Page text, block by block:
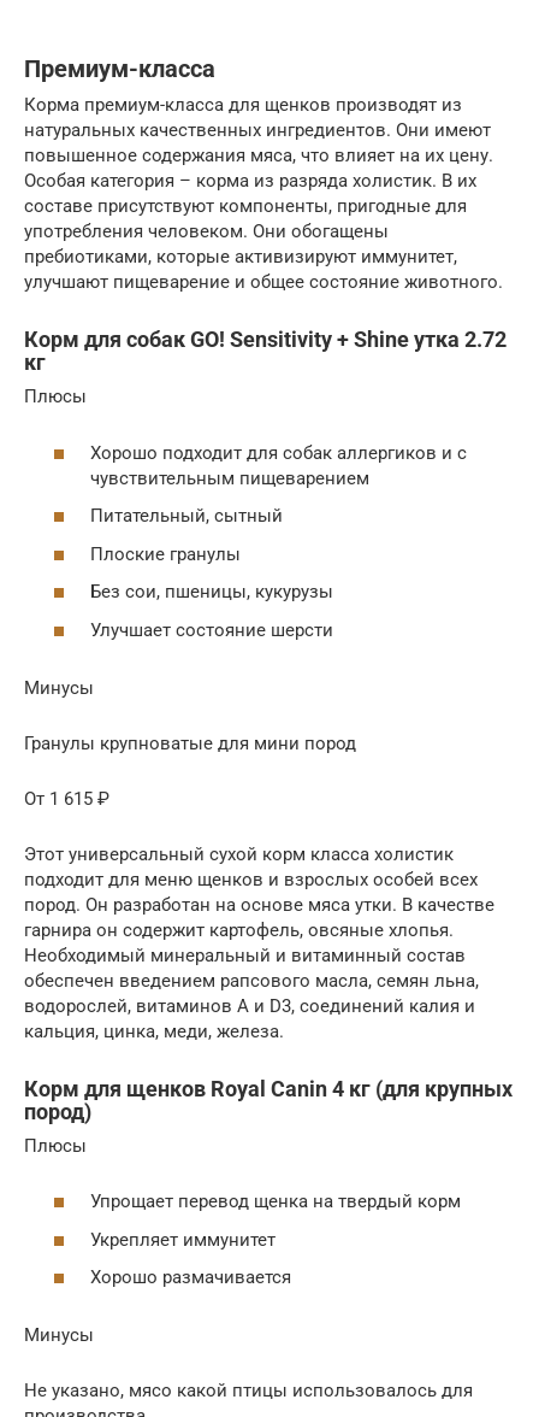
Премиум-класса
Корма премиум-класса для щенков производят из
натуральных качественных ингредиентов. Они имеют
повышенное содержания мяса, что влияет на их цену.
Особая категория – корма из разряда холистик. В их
составе присутствуют компоненты, пригодные для
употребления человеком. Они обогащены
пребиотиками, которые активизируют иммунитет,
улучшают пищеварение и общее состояние животного.
Корм для собак GO! Sensitivity + Shine утка 2.72
кг
Плюсы
Хорошо подходит для собак аллергиков и с
чувствительным пищеварением
Питательный, сытный
Плоские гранулы
Без сои, пшеницы, кукурузы
Улучшает состояние шерсти
Минусы
Гранулы крупноватые для мини пород
От 1 615 ₽
Этот универсальный сухой корм класса холистик
подходит для меню щенков и взрослых особей всех
пород. Он разработан на основе мяса утки. В качестве
гарнира он содержит картофель, овсяные хлопья.
Необходимый минеральный и витаминный состав
обеспечен введением рапсового масла, семян льна,
водорослей, витаминов А и D3, соединений калия и
кальция, цинка, меди, железа.
Корм для щенков Royal Canin 4 кг (для крупных
пород)
Плюсы
Упрощает перевод щенка на твердый корм
Укрепляет иммунитет
Хорошо размачивается
Минусы
Не указано, мясо какой птицы использовалось для